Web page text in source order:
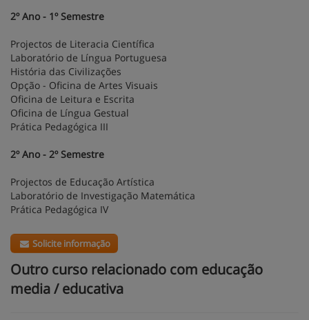
2º Ano - 1º Semestre
Projectos de Literacia Científica
Laboratório de Língua Portuguesa
História das Civilizações
Opção - Oficina de Artes Visuais
Oficina de Leitura e Escrita
Oficina de Língua Gestual
Prática Pedagógica III
2º Ano - 2º Semestre
Projectos de Educação Artística
Laboratório de Investigação Matemática
Prática Pedagógica IV
Solicite informação
Outro curso relacionado com educação
media / educativa